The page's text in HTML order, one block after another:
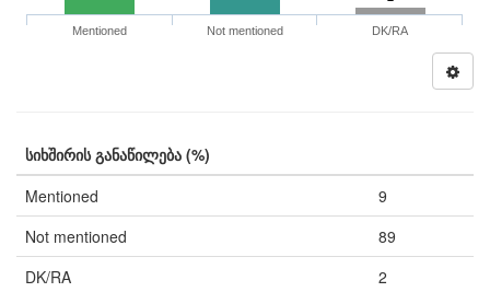
Mentioned Not mentioned DK/RA
სიხშირის განაწილება (%)
Mentioned
9
Not mentioned
89
DK/RA
2